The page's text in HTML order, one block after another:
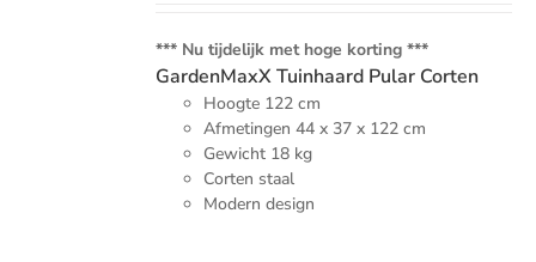
€189.00.
€149.00.
*** Nu tijdelijk met hoge korting ***
GardenMaxX Tuinhaard Pular Corten
Hoogte 122 cm
Afmetingen44 x 37 x 122 cm
Gewicht 18 kg
Corten staal
Modern design